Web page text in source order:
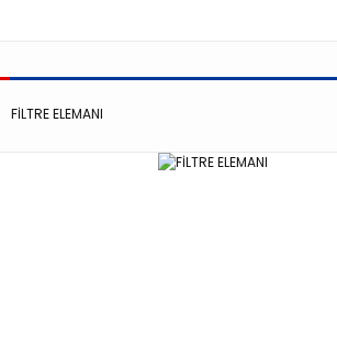
FİLTRE ELEMANI